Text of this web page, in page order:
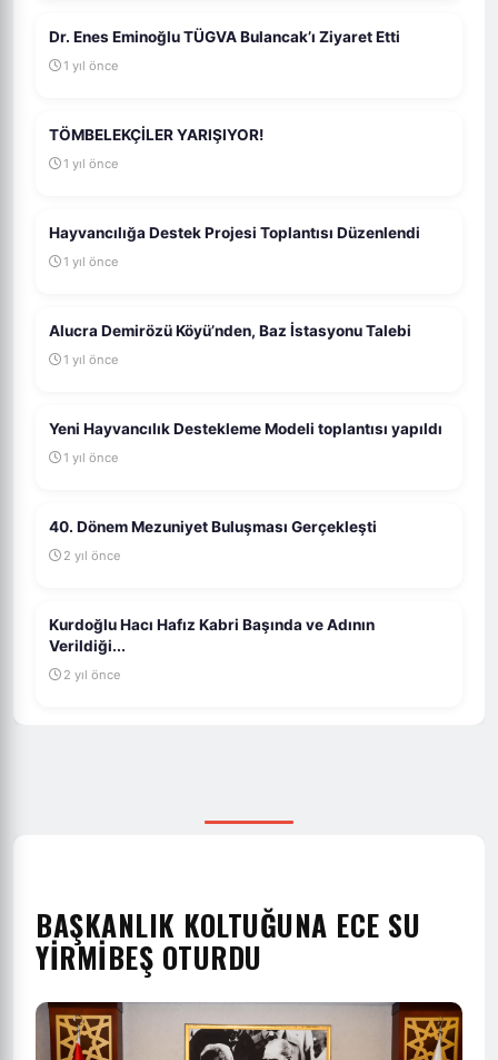
Dr. Enes Eminoğlu TÜGVA Bulancak’ı Ziyaret Etti
1 yıl önce
TÖMBELEKÇİLER YARIŞIYOR!
1 yıl önce
Hayvancılığa Destek Projesi Toplantısı Düzenlendi
1 yıl önce
Alucra Demirözü Köyü’nden, Baz İstasyonu Talebi
1 yıl önce
Yeni Hayvancılık Destekleme Modeli toplantısı yapıldı
1 yıl önce
40. Dönem Mezuniyet Buluşması Gerçekleşti
2 yıl önce
Kurdoğlu Hacı Hafız Kabri Başında ve Adının
Verildiği...
2 yıl önce
BAŞKANLIK KOLTUĞUNA ECE SU
YİRMİBEŞ OTURDU